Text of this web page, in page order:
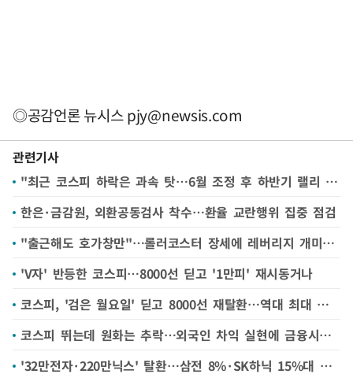
◎공감언론 뉴시스pjy@newsis.com
관련기사
"최근 코스피 하락은 과속 탓…6월 조정 후 하반기 랠리 올 것"
한은·금감원, 외환공동검사 착수…환율 교란행위 집중 점검
"출근해도 호가창만"…롤러코스터 장세에 레버리지 개미 '패닉'
'V자' 반등한 코스피…8000선 딛고 '1만피' 재시동거나
코스피, '검은 월요일' 딛고 8000선 재탈환…역대 최대 상승폭
코스피 뛰는데 원화는 추락…외국인 차익 실현에 금융시장 '출렁'
'32만전자·220만닉스' 탈환…삼전 8%·SK하닉 15%대 급등[핫스탁](종합)